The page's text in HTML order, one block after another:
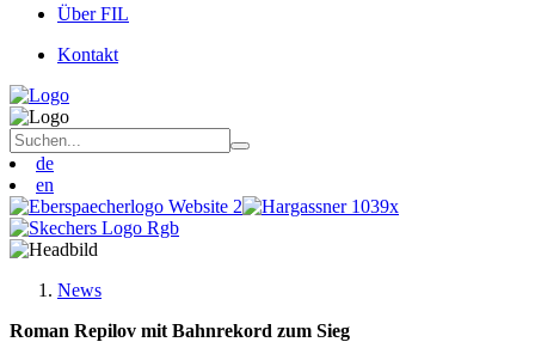
Über FIL
Kontakt
de
en
News
Roman Repilov mit Bahnrekord zum Sieg